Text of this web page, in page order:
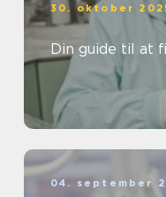
30. oktober
Din guide til at
04. september